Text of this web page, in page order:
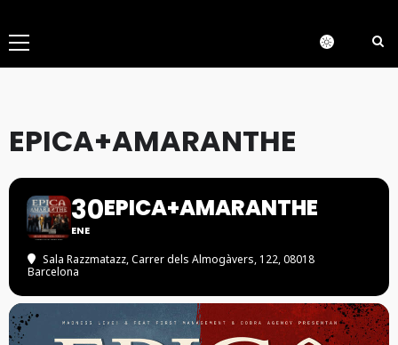
Menú
principal
EPICA+AMARANTHE
30
ENE
EPICA+AMARANTHE
Sala Razzmatazz, Carrer dels Almogàvers, 122, 08018
Barcelona